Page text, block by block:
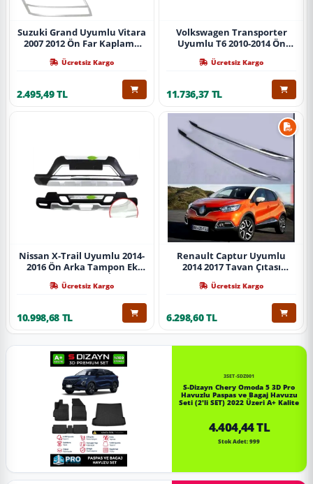
Suzuki Grand Uyumlu Vitara
2007 2012 Ön Far Kaplama
Ücretsiz Kargo
2.495,49 TL
Volkswagen Transporter
Uyumlu T6 2010-2014 Ön
Çelik Krom
Ücretsiz Kargo
11.736,37 TL
Nissan X-Trail Uyumlu 2014-
2016 Ön Arka Tampon Ek
Koruma Difüzör İthal
Ücretsiz Kargo
10.998,68 TL
Renault Captur Uyumlu
2014 2017 Tavan Çıtası
Ücretsiz Kargo
6.298,60 TL
3SET-SDZ001
S-Dizayn Chery Omoda 5 3D Pro
Havuzlu Paspas ve Bagaj Havuzu
Seti (2'li SET) 2022 Üzeri A+ Kalite
4.404,44 TL
Stok Adet: 999